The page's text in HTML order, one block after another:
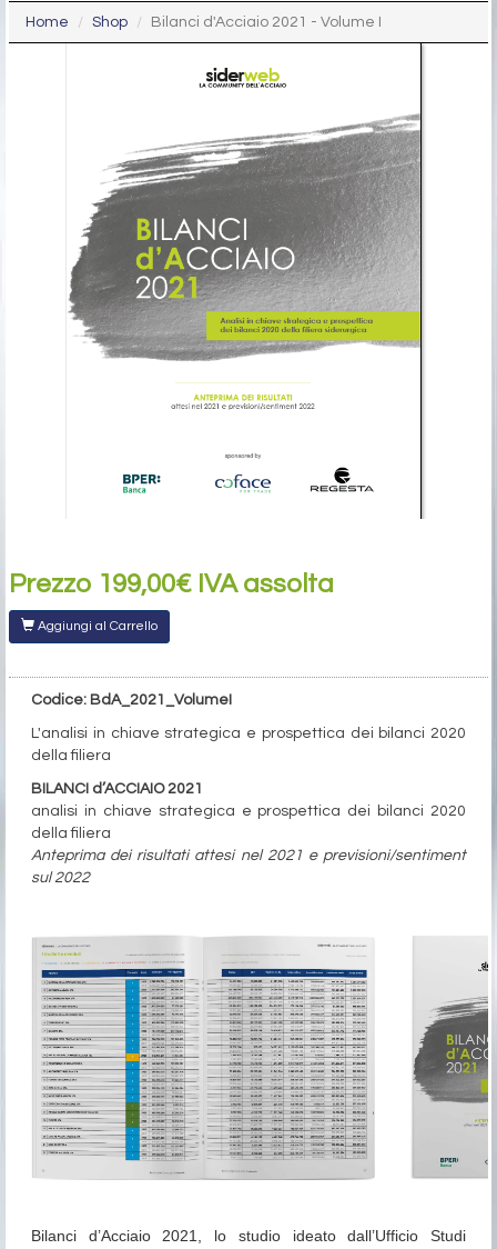
Home Shop Bilanci d'Acciaio 2021 - Volume I
Prezzo 199,00€ IVA assolta
Aggiungi al Carrello
Codice: BdA_2021_VolumeI
L'analisi in chiave strategica e prospettica dei bilanci 2020
della filiera
BILANCI d’ACCIAIO 2021
analisi in chiave strategica e prospettica dei bilanci 2020
della filiera
Anteprima dei risultati attesi nel 2021 e previsioni/sentiment
sul 2022
Bilanci d’Acciaio 2021, lo studio ideato dall’Ufficio Studi